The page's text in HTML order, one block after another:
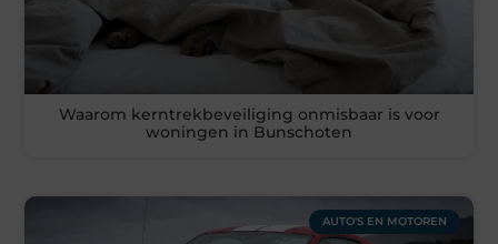
Waarom kerntrekbeveiliging onmisbaar is voor
woningen in Bunschoten
AUTO'S EN MOTOREN